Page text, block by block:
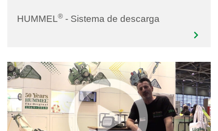
HUMMEL® - Sistema de descarga